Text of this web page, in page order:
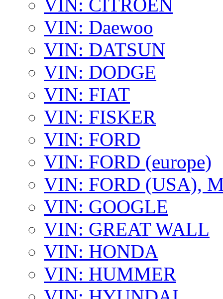
VIN: CITROEN
VIN: Daewoo
VIN: DATSUN
VIN: DODGE
VIN: FIAT
VIN: FISKER
VIN: FORD
VIN: FORD (europe)
VIN: FORD (USA),
VIN: GOOGLE
VIN: GREAT WALL
VIN: HONDA
VIN: HUMMER